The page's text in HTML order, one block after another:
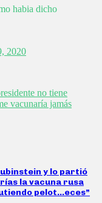
habia dicho
2020
no tiene
vacunaría jamás
y lo partió
la vacuna rusa
pelot…eces”